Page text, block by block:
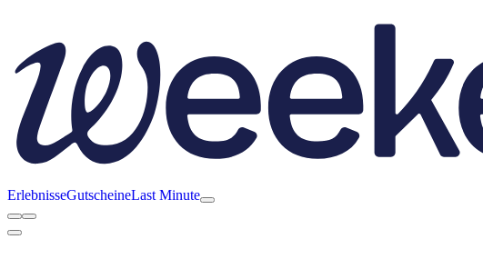
ErlebnisseGutscheineLast Minute